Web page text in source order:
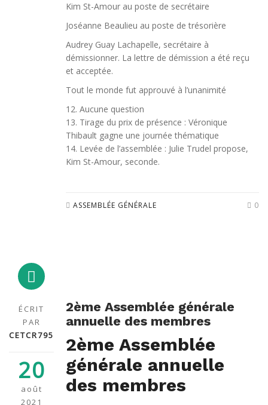
Kim St-Amour au poste de secrétaire
Joséanne Beaulieu au poste de trésorière
Audrey Guay Lachapelle, secrétaire à
démissionner. La lettre de démission a été reçu
et acceptée.
Tout le monde fut approuvé à l’unanimité
12. Aucune question
13. Tirage du prix de présence : Véronique
Thibault gagne une journée thématique
14. Levée de l’assemblée : Julie Trudel propose,
Kim St-Amour, seconde.
ASSEMBLÉE GÉNÉRALE 0
ÉCRIT
PAR
CETCR795
20
août
2021
2ème Assemblée générale
annuelle des membres
2ème Assemblée
générale annuelle
des membres